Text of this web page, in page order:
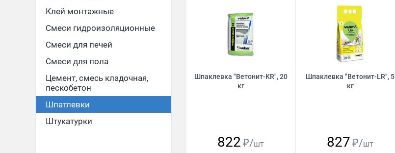
Клей монтажные
Смеси гидроизоляционные
Смеси для печей
Смеси для пола
Цемент, смесь кладочная,
пескобетон
Шпатлевки
Штукатурки
Шпаклевка "Ветонит-KR", 20
кг
822 ₽/шт
Шпаклевка "Ветонит-LR", 5
кг
827 ₽/шт